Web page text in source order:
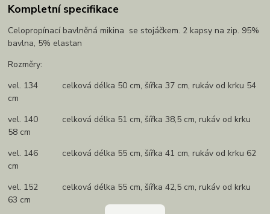
Kompletní specifikace
Celopropínací bavlněná mikina se stojáčkem. 2 kapsy na zip. 95%
bavlna, 5% elastan
Rozměry:
vel. 134 celková délka 50 cm, šířka 37 cm, rukáv od krku 54
cm
vel. 140 celková délka 51 cm, šířka 38,5 cm, rukáv od krku
58 cm
vel. 146 celková délka 55 cm, šířka 41 cm, rukáv od krku 62
cm
vel. 152 celková délka 55 cm, šířka 42,5 cm, rukáv od krku
63 cm